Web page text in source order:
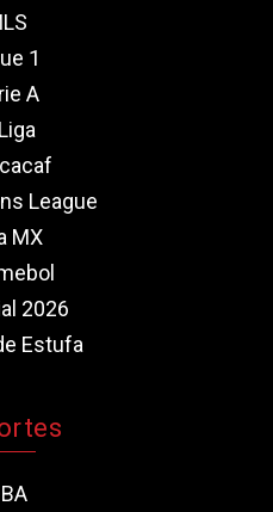
1
A
League
MX
2026
Estufa